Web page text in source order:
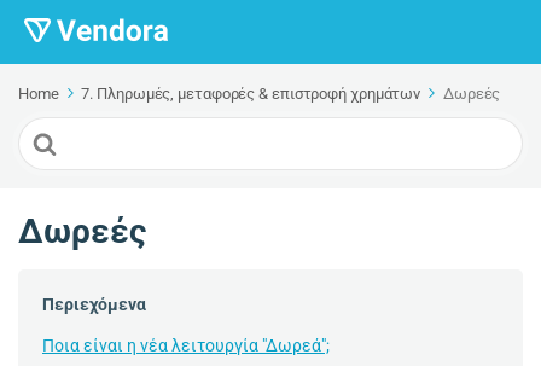
Home 7. Πληρωμές, μεταφορές & επιστροφή χρημάτων Δωρεές
Search
For
Δωρεές
Περιεχόμενα
Ποια είναι η νέα λειτουργία "Δωρεά";